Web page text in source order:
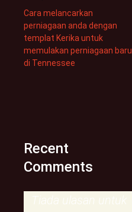
Cara melancarkan
perniagaan anda dengan
templat Kerika untuk
memulakan perniagaan baru
di Tennessee
Recent
Comments
Tiada ulasan untuk